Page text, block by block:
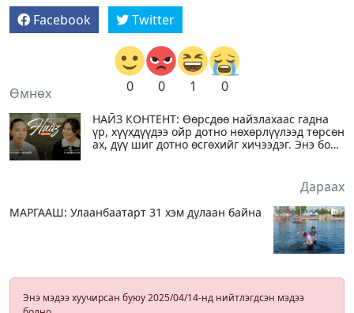
Facebook Twitter
0 0 1 0
Өмнөх
НАЙЗ КОНТЕНТ: Өөрсдөө найзлахаас гадна
үр, хүүхдүүдээ ойр дотно нөхөрлүүлээд төрсөн
ах, дүү шиг дотно өсгөхийг хичээдэг. Энэ бол
Дараах
МАРГААШ: Улаанбаатарт 31 хэм дулаан байна
Энэ мэдээ хуучирсан буюу 2025/04/14-нд нийтлэгдсэн мэдээ